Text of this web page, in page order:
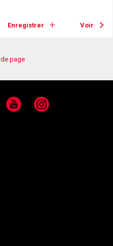
Enregistrer Voir
page
YouTube Instagram